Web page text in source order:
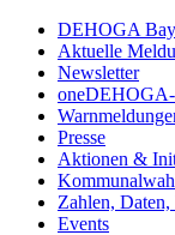
DEHOGA
Aktuelle
Newsletter
Presse
Aktionen &
Zahlen, Daten,
Events